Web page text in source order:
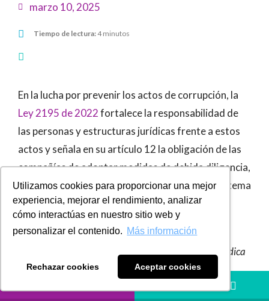
Utilizamos cookies para proporcionar una mejor
experiencia, mejorar el rendimiento, analizar
cómo interactúas en nuestro sitio web y
personalizar el contenido. Más información
Rechazar cookies Aceptar cookies
marzo 10, 2025
Tiempo de lectura:4 minutos
En la lucha por prevenir los actos de corrupción, la
Ley 2195 de 2022fortalece la responsabilidad de
las personas y estructuras jurídicas frente a estos
actos y señala en su artículo 12 la obligación de las
compañías de adoptar medidas de debida diligencia,
incluso si no están obligadas a contar con un sistema
de prevención de estos riesgos, así:
“…La Entidad del Estado y la persona natural,
persona jurídica o estructura sin personería jurídica
o similar, que tenga la obligación de entregar
información al Registro Único de Beneficiarios